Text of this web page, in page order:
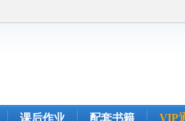
课后作业 配套书籍 VIP